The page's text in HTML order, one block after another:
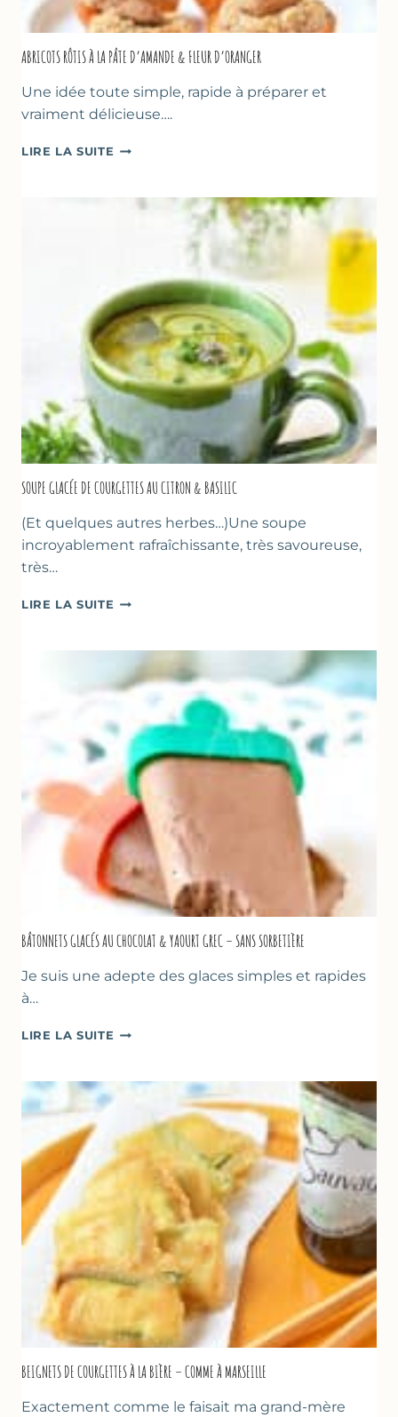
ABRICOTS RÔTIS À LA PÂTE D’AMANDE & FLEUR D’ORANGER
Une idée toute simple, rapide à préparer et
vraiment délicieuse….
LIRE LA SUITE ABRICOTS
D’ORANGER
SOUPE GLACÉE DE COURGETTES AU CITRON & BASILIC
(Et quelques autres herbes…)Une soupe
incroyablement rafraîchissante, très savoureuse,
très…
LIRE LA SUITE SOUPE
COURGETTES
AU
CITRON
BASILIC
BÂTONNETS GLACÉS AU CHOCOLAT & YAOURT GREC – SANS SORBETIÈRE
Je suis une adepte des glaces simples et rapides
à…
LIRE LA SUITE BÂTONNETS
CHOCOLAT
YAOURT
GREC
–
SANS
SORBETIÈRE
BEIGNETS DE COURGETTES À LA BIÈRE – COMME À MARSEILLE
Exactement comme le faisait ma grand-mère